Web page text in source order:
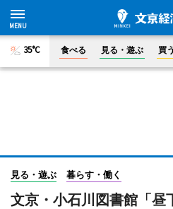
35°C 食べる 見る・遊ぶ 買う
見る・遊ぶ 暮らす・働く
文京・小石川図書館「昼